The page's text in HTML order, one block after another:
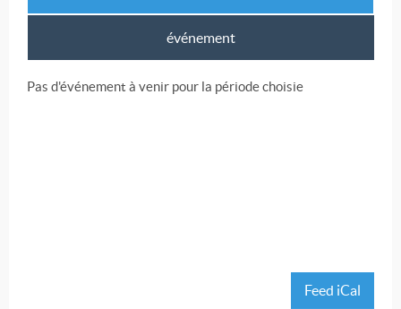
événement
Pas d'événement à venir pour la période choisie
Feed iCal